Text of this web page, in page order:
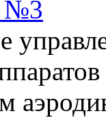
№3